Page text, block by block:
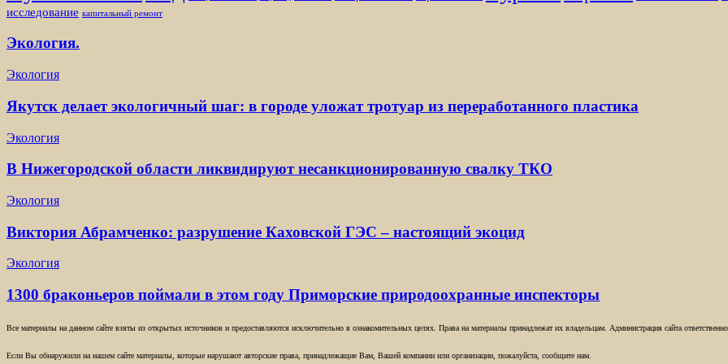
исследование капитальный ремонт
Экология.
Экология
Якутск делает экологичный шаг: в городе уложат тротуар из переработанного пластика
Экология
В Нижегородской области ликвидируют несанкционированную свалку ТКО
Экология
Виктория Абрамченко: разрушение Каховской ГЭС – настоящий экоцид
Экология
1300 браконьеров поймали в этом году Приморские природоохранные инспекторы
Все материалы на данном сайте взяты из открытых источников и предоставляются исключительно в ознакомительных целях. Права на материалы принадлежат их владельцам. Администрация сайта
Если Вы обнаружили на нашем сайте материалы, которые нарушают авторские права, принадлежащие Вам, Вашей компании или организации, пожалуйста, сообщите нам.